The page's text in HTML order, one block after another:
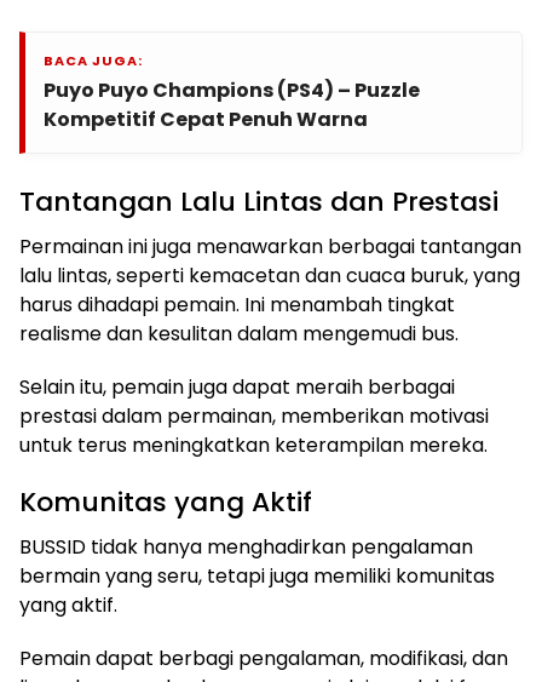
BACA JUGA:
Puyo Puyo Champions (PS4) – Puzzle
Kompetitif Cepat Penuh Warna
Tantangan Lalu Lintas dan Prestasi
Permainan ini juga menawarkan berbagai tantangan
lalu lintas, seperti kemacetan dan cuaca buruk, yang
harus dihadapi pemain. Ini menambah tingkat
realisme dan kesulitan dalam mengemudi bus.
Selain itu, pemain juga dapat meraih berbagai
prestasi dalam permainan, memberikan motivasi
untuk terus meningkatkan keterampilan mereka.
Komunitas yang Aktif
BUSSID tidak hanya menghadirkan pengalaman
bermain yang seru, tetapi juga memiliki komunitas
yang aktif.
Pemain dapat berbagi pengalaman, modifikasi, dan